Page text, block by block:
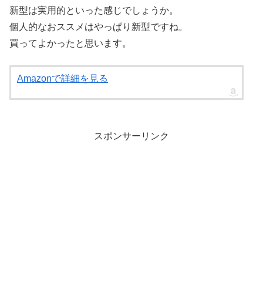
新型は実用的といった感じでしょうか。
個人的なおススメはやっぱり新型ですね。
買ってよかったと思います。
Amazonで詳細を見る
スポンサーリンク